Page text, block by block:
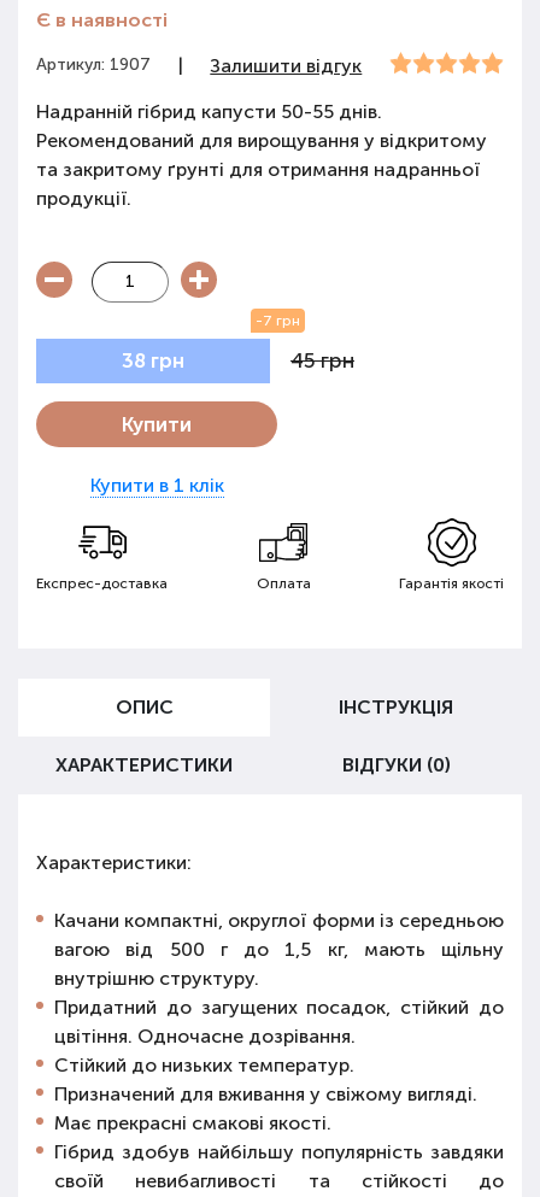
Є в наявності
Артикул: 1907
Залишити відгук
Надранній гібрид капусти 50-55 днів.
Рекомендований для вирощування у відкритому
та закритому ґрунті для отримання надранньої
продукції.
38 грн
-7 грн
45 грн
Купити
Купити в 1 клік
Експрес-доставка Оплата Гарантія якості
ОПИС ІНСТРУКЦІЯ
ХАРАКТЕРИСТИКИ ВІДГУКИ (0)
Характеристики:
Качани компактні, округлої форми із середньою
вагою від 500 г до 1,5 кг, мають щільну
внутрішню структуру.
Придатний до загущених посадок, стійкий до
цвітіння. Одночасне дозрівання.
Стійкий до низьких температур.
Призначений для вживання у свіжому вигляді.
Має прекрасні смакові якості.
Гібрид здобув найбільшу популярність завдяки
своїй невибагливості та стійкості до